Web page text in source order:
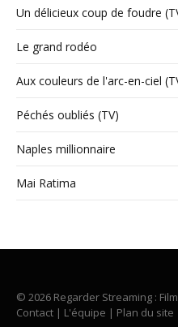
Un délicieux coup de foudre
Le grand rodéo
Aux couleurs de l'arc-en-ciel
Péchés oubliés (TV)
Naples millionnaire
Mai Ratima
© 2026 Regarder Streaming :
Contact | L'équipe | Plan du site